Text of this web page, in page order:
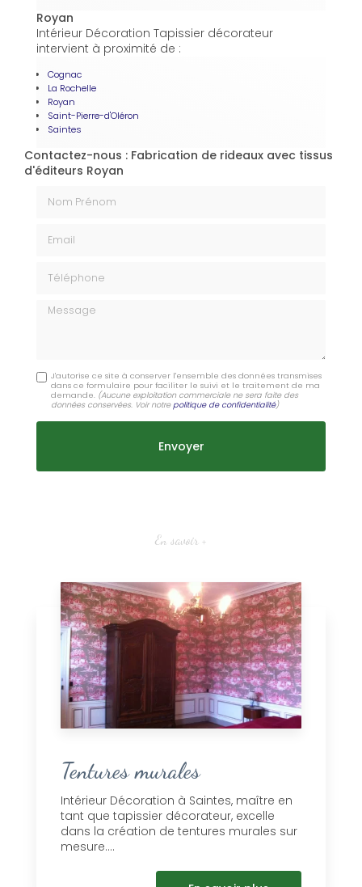
Royan
Intérieur Décoration Tapissier décorateur
intervient à proximité de :
Cognac
La Rochelle
Royan
Saint-Pierre-d'Oléron
Saintes
Contactez-nous : Fabrication de rideaux avec tissus
d'éditeurs Royan
Message
J'autorise ce site à conserver l'ensemble des données transmises
dans ce formulaire pour faciliter le suivi et le traitement de ma
demande. (Aucune exploitation commerciale ne sera faite des
données conservées. Voir notrepolitique de confidentialité)
En savoir +
Tentures murales
Intérieur Décoration à Saintes, maître en
tant que tapissier décorateur, excelle
dans la création de tentures murales sur
mesure....